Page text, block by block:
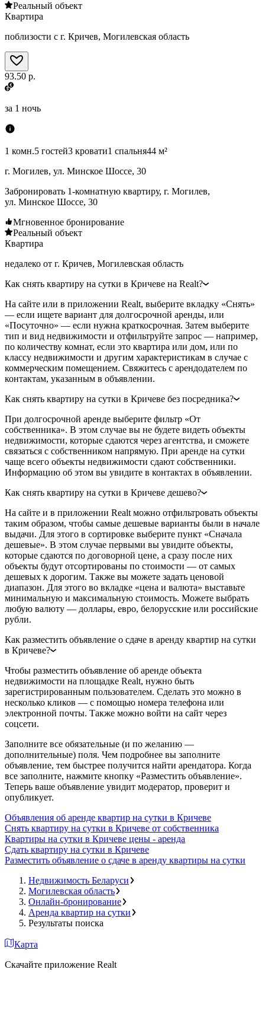
Реальный объект
Квартира
поблизости с г. Кричев, Могилевская область
93.50 р.
за 1 ночь
1 комн.5 гостей3 кровати1 спальня44 м²
г. Могилев, ул. Минское Шоссе, 30
Забронировать 1-комнатную квартиру, г. Могилев,
ул. Минское Шоссе, 30
Мгновенное бронирование
Реальный объект
Квартира
недалеко от г. Кричев, Могилевская область
Как снять квартиру на сутки в Кричеве на Realt?
На сайте или в приложении Realt, выберите вкладку «Снять»
— если ищете вариант для долгосрочной аренды, или
«Посуточно» — если нужна краткосрочная. Затем выберите
тип и вид недвижимости и отфильтруйте запрос — например,
по количеству комнат, если это квартира или дом, или по
классу недвижимости и другим характеристикам в случае с
коммерческим помещением. Свяжитесь с арендодателем по
контактам, указанным в объявлении.
Как снять квартиру на сутки в Кричеве без посредника?
При долгосрочной аренде выберите фильтр «От
собственника». В этом случае вы не будете видеть объекты
недвижимости, которые сдаются через агентства, и сможете
связаться с собственником напрямую. При аренде на сутки
чаще всего объекты недвижимости сдают собственники.
Информацию об этом вы увидите в контактах в объявлении.
Как снять квартиру на сутки в Кричеве дешево?
На сайте и в приложении Realt можно отфильтровать объекты
таким образом, чтобы самые дешевые варианты были в начале
выдачи. Для этого в сортировке выберите пункт «Сначала
дешевые». В этом случае первыми вы увидите объекты,
которые сдаются по договорной цене, а сразу после них
объекты будут отсортированы по стоимости — от самых
дешевых к дорогим. Также вы можете задать ценовой
диапазон. Для этого во вкладке «цена и валюта» выставьте
минимальную и максимальную стоимость. Можете выбрать
любую валюту — доллары, евро, белорусские или российские
рубли.
Как разместить объявление о сдаче в аренду квартир на сутки
в Кричеве?
Чтобы разместить объявление об аренде объекта
недвижимости на площадке Realt, нужно быть
зарегистрированным пользователем. Сделать это можно в
несколько кликов — с помощью номера телефона или
электронной почты. Также можно войти на сайт через
соцсети.
Заполните все обязательные (и по желанию —
дополнительные) поля. Чем подробнее вы заполните
объявление, тем быстрее получится найти арендатора. Когда
все заполните, нажмите кнопку «Разместить объявление».
Теперь ваше объявление увидит модератор, проверит и
опубликует.
Объявления об аренде квартир на сутки в Кричеве
Снять квартиру на сутки в Кричеве от собственника
Квартиры на сутки в Кричеве цены - аренда
Сдать квартиру на сутки в Кричеве
Разместить объявление о сдаче в аренду квартиры на сутки
Недвижимость Беларуси
Могилевская область
Онлайн-бронирование
Аренда квартир на сутки
Результаты поиска
Карта
Скачайте приложение Realt